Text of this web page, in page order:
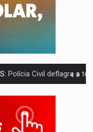
Empresa e ONG que recebeu R$ 12 mi em emendas
Justiça Eleitoral manda tirar vídeo com suposta
Marcio Barreto, pres. da ABAV-RO, alerta sobre